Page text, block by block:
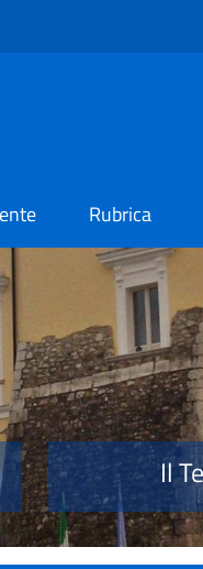
Rubrica
Il